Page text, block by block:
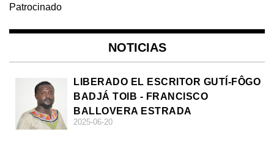
Patrocinado
NOTICIAS
LIBERADO EL ESCRITOR GUTÍ-FÔGO
BADJÁ TOIB - FRANCISCO
BALLOVERA ESTRADA
2025-06-20